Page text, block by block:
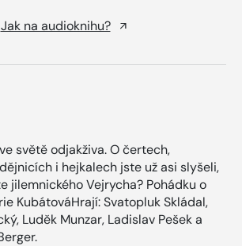
Jak na audioknihu?
světě odjakživa. O čertech,
i hejkalech jste už asi slyšeli,
jilemnického Vejrycha? Pohádku o
KubátováHrají: Svatopluk Skládal,
Luděk Munzar, Ladislav Pešek a